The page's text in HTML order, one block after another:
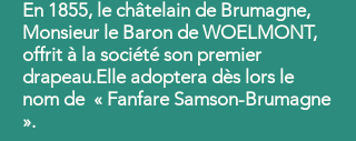
En 1855, le châtelain de Brumagne,
Monsieur le Baron de WOELMONT,
offrit à la société son premier
drapeau.Elle adoptera dès lors le
nom de « Fanfare Samson-Brumagne
».